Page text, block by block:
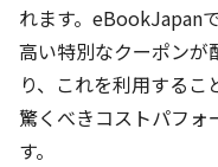
れます。eBookJapan
高い特別なクーポンが
り、これを利用する
驚くべきコストパフォ
す。